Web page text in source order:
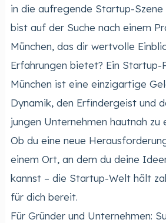
in die aufregende Startup-Szene
bist auf der Suche nach einem
München, das dir wertvolle
Erfahrungen bietet? Ein Startup-
München ist eine einzigartige
Dynamik, den Erfindergeist und
jungen Unternehmen hautnah zu
Ob du eine neue
einem Ort, an dem du deine
kannst – die Startup-Welt hält
für dich bereit.
Für Gründer und Unternehmen: